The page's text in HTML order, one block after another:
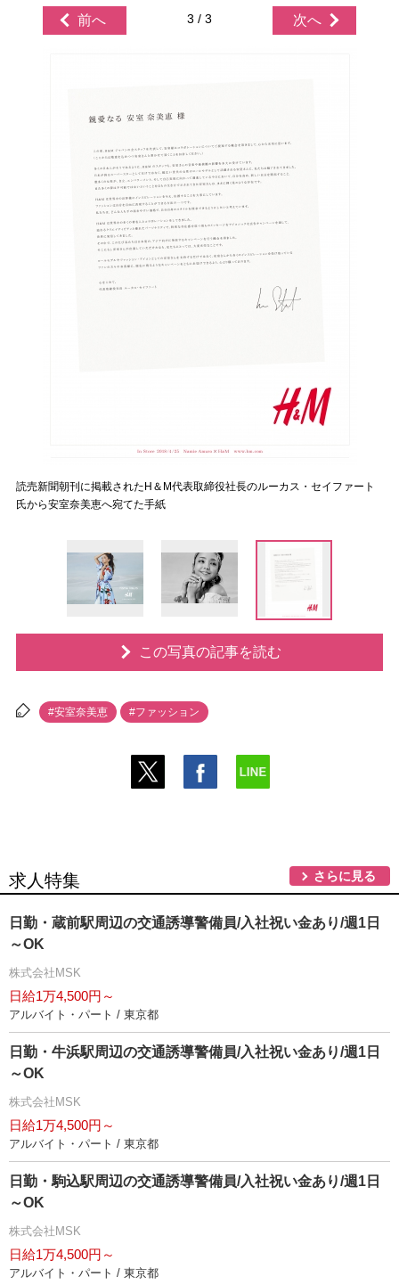
前へ 3 / 3 次へ
読売新聞朝刊に掲載されたH＆M代表取締役社長のルーカス・セイファート
氏から安室奈美恵へ宛てた手紙
この写真の記事を読む
#安室奈美恵 #ファッション
求人特集 さらに見る
日勤・蔵前駅周辺の交通誘導警備員/入社祝い金あり/週1日
～OK
株式会社MSK
日給1万4,500円～
アルバイト・パート / 東京都
日勤・牛浜駅周辺の交通誘導警備員/入社祝い金あり/週1日
～OK
株式会社MSK
日給1万4,500円～
アルバイト・パート / 東京都
日勤・駒込駅周辺の交通誘導警備員/入社祝い金あり/週1日
～OK
株式会社MSK
日給1万4,500円～
アルバイト・パート / 東京都